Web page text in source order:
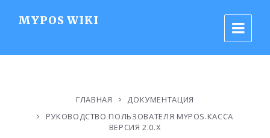
MYPOS WIKI
ГЛАВНАЯ
ДОКУМЕНТАЦИЯ
РУКОВОДСТВО ПОЛЬЗОВАТЕЛЯ MYPOS.КАССА
ВЕРСИЯ 2.0.X